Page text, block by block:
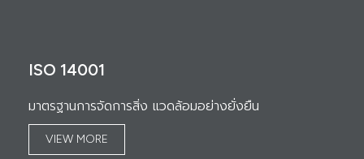
ISO 14001
มาตรฐานการจัดการสิ่ง แวดล้อมอย่างยั่งยืน
VIEW MORE